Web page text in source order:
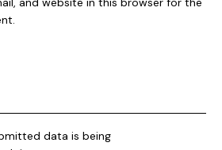
data is being